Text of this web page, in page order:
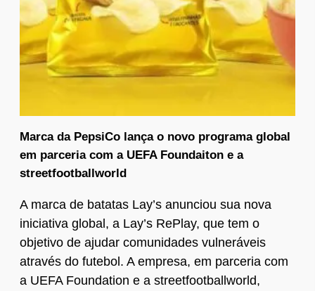
Marca da PepsiCo lança o novo programa global
em parceria com a UEFA Foundaiton e a
streetfootballworld
A marca de batatas Lay’s anunciou sua nova
iniciativa global, a Lay’s RePlay, que tem o
objetivo de ajudar comunidades vulneráveis
através do futebol. A empresa, em parceria com
a UEFA Foundation e a streetfootballworld,